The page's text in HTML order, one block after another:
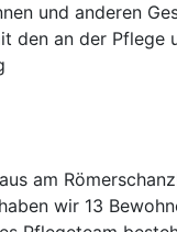
und anderen
den an der Pflege
am
wir 13